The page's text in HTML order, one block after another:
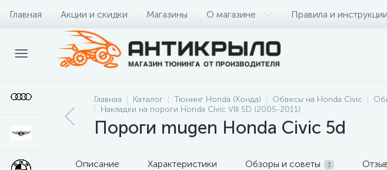
Главная Акции и скидки Магазины О магазине Правила и инструкции
Главная Каталог Тюнинг Honda (Хонда) Обвесы на Honda Civic
Накладки на пороги Honda Civic VIII 5D (2005-2011)
Пороги mugen Honda Civic 5d
Описание Характеристики Обзоры и советы 3